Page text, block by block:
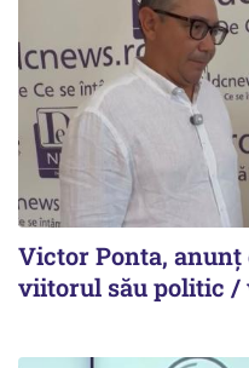
Victor Ponta,
viitorul său politic /